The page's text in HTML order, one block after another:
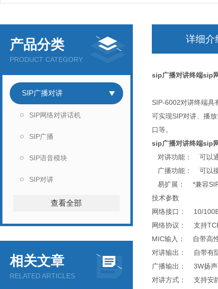
产品分类
PRODUCT CATEGORY
SIP广播对讲
SIP网络对讲话机
SIP广播
SIP语音模块
SIP对讲
查看全部
相关文章
RELATED ARTICLES
详细介
sip广播对讲终端sip
SIP-6002对讲终端具
可实现SIP对讲、播
口等。
sip广播对讲终端sip
对讲功能： 可以通
广播功能： 可以接
易扩展： *兼容
技术参数
网络接口： 10/
网络协议： 支持
MIC输入： 自带高
对讲输出： 自带有
广播输出： 3W扬声
对讲方式： 支持安